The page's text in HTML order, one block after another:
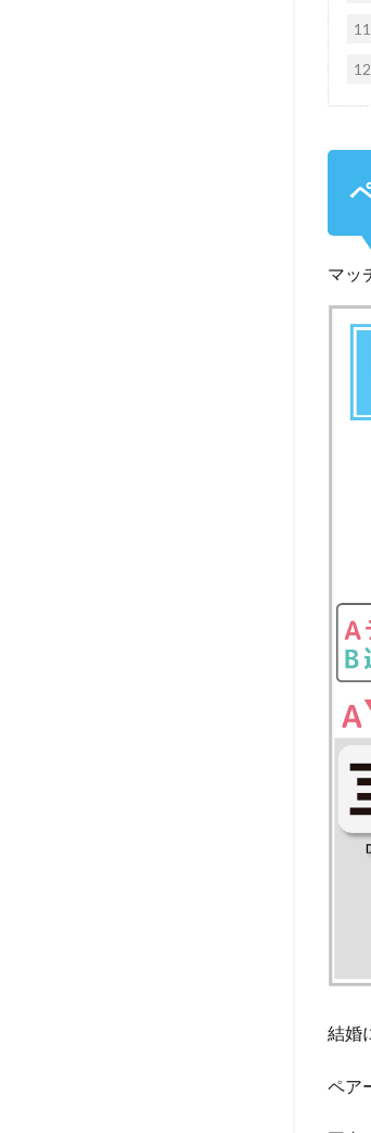
11
12
マッ
結婚
ペア